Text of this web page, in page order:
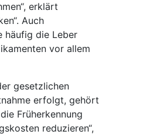
erklärt
Auch
häufig die Leber
vor allem
gesetzlichen
erfolgt, gehört
Früherkennung
reduzieren“,